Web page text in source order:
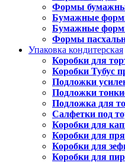
Формы
Бумажные
Бумажные
Формы
Упаковка кондитерская
Коробки для
Коробки Тубус
Подложки
Подложки
Подложка для
Салфетки под
Коробки для
Коробки для
Коробки для
Коробки для